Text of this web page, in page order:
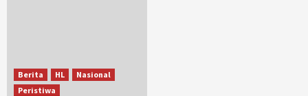
Berita HL
Nasional
Peristiwa